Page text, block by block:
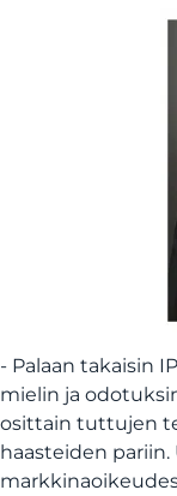
- Palaan takaisin
mielin ja
osittain tuttujen
haasteiden